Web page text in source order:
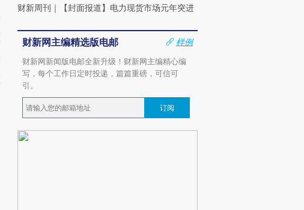
财新周刊 ｜ 【封面报道】电力现货市场元年突进
财新网主编精选版电邮
样例
财新网新闻版电邮全新升级！财新网主编精心编
写，每个工作日定时投递，篇篇重磅，可信可
引。
订阅